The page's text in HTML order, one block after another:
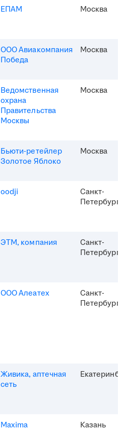
ЕПАМ Москва
ООО Авиакомпания
Победа
Москва
Ведомственная
охрана
Правительства
Москвы
Москва
Бьюти-ретейлер
Золотое Яблоко
Москва
oodji
Санкт-
Петербург
ЭТМ, компания
Санкт-
Петербург
ООО Алеатех
Санкт-
Петербург
Живика, аптечная
сеть
Maxima Казань